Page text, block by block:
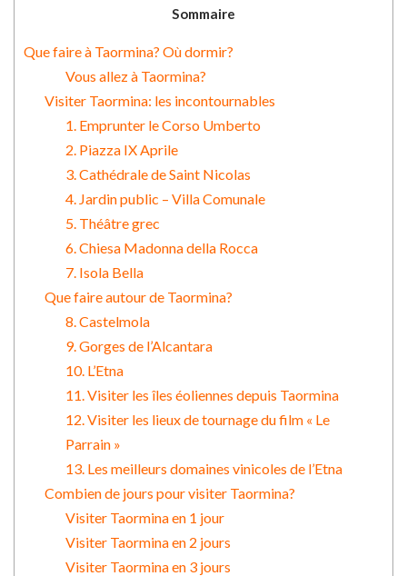
Sommaire
Que faire à Taormina? Où dormir?
Vous allez à Taormina?
Visiter Taormina: les incontournables
1. Emprunter le Corso Umberto
2. Piazza IX Aprile
3. Cathédrale de Saint Nicolas
4. Jardin public – Villa Comunale
5. Théâtre grec
6. Chiesa Madonna della Rocca
7. Isola Bella
Que faire autour de Taormina?
8. Castelmola
9. Gorges de l’Alcantara
10. L’Etna
11. Visiter les îles éoliennes depuis Taormina
12. Visiter les lieux de tournage du film « Le
Parrain »
13. Les meilleurs domaines vinicoles de l’Etna
Combien de jours pour visiter Taormina?
Visiter Taormina en 1 jour
Visiter Taormina en 2 jours
Visiter Taormina en 3 jours